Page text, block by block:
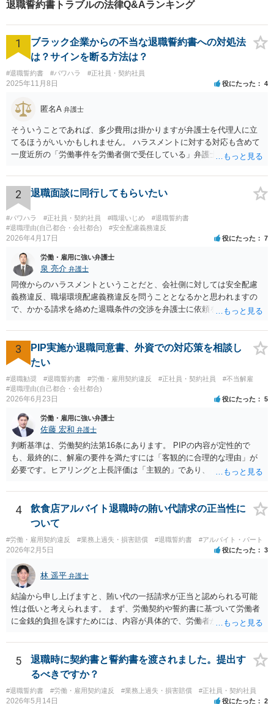
故事案対応もいたします。
退職誓約書トラブルの法律Q&Aランキング
1
ブラック企業からの不当な退職誓約書への対処法
は？サインを断る方法は？
#退職誓約書 #パワハラ #正社員・契約社員
2025年11月8日 役にたった 4
匿名A 弁護士
そういうことであれば、多少費用は掛かりますが弁護士を代理人に立
てるほうがいいかもしれません。 ハラスメントに対する対応も含めて
一度近所の「労働事件を労働者側で受任している」弁護士（労働弁護
している弁護士であればなお安心です。
2 退職面談に同行してもらいたい
#パワハラ #正社員・契約社員 #職場いじめ
#退職誓約書
#退職理由(自己都合・会社都合)
#安全配慮義務違反
2026年4月17日 役にたった 7
労働・雇用に強い弁護士
泉 亮介 弁護士
同僚からのハラスメントということだと、会社側に対しては安全配慮
義務違反、職場環境配慮義務違反を問うこととなるかと思われますの
で、かかる請求を絡めた退職条件の交渉を弁護士に依頼をされた方が
くなり全て弁護士が窓口となるため精神的な負担も軽くなるでしょ
う。
3
PIP実施か退職同意書、外資での対応策を相談し
たい
#退職勧奨 #退職誓約書 #労働・雇用契約違反 #正社員・契約社員
#不当解雇
#退職理由(自己都合・会社都合)
2026年6月23日 役にたった 5
労働・雇用に強い弁護士
佐藤 宏和 弁護士
判断基準は、労働契約法第16条にあります。 PIPの内容が定性的で
も、最終的に、解雇の要件を満たすには「客観的に合理的な理由」が
必要です。ヒアリングと上長評価は「主観的」であり、「客観的に合
利に使うのは難しいです。ですから、これを達成しなければ退職す
る、賃金減額を受け入れる、などの条件が自動的に発動されるもので
ない限り、PIPの定性評価が即解雇につながる可能性は高くなく、今回
のPIP自体をさほど恐れる必要はないと思います。 外資系企業は、PIP
をやれば退職させられると考えているケースが多いですが、PIPをやっ
ても、やらなくても、結局は労働契約法第16条の要件を満たさない限
り解雇はできないので、PIPは説得材料に用いられるにすぎず、結局は
パッケージの額と労働者の退職意思で決まるのです。IBM事件、ブル
ームバーグ事件など、有名な外資系企業での解雇事件の裁判例で、PIP
後の解雇が無効とされた例は珍しくありません。 他方、期限までにパ
ッケージを受け入れないと内容がダウンするというのは、会社側が一
般的に使うロジックです。そうしないと労働者側がいつまでも受諾を
延期しかねないからです。しかし、会社側はパッケージの金額を下げ
れば労働者が退職を拒む方向に働き、雇用継続しなければいけなくな
るので、ダウンするというロジックを本音ではなく駆け引きで使用し
ている可能性が高いです。４か月というのは、一般的な初回提示とし
ては低すぎず、高すぎずという水準ですので、本音ではこれで最終決
4
飲食店アルバイト退職時の賄い代請求の正当性に
ついて
#労働・雇用契約違反 #業務上過失・損害賠償 #退職誓約書 #アルバイト・パート
2026年2月5日 役にたった 3
林 遥平 弁護士
結論から申し上げますと、賄い代の一括請求が正当と認められる可能
性は低いと考えられます。 まず、労働契約や誓約書に基づいて労働者
に金銭的負担を課すためには、内容が具体的で、労働者が事前に十分
り、賄い1回あたりの金額が事前に明示されておらず、「現物支給品」
の具体的内容や返還方法について説明がなく、給与明細にも賄い代や
現物支給としての記載がないといった点があり、どのような義務が生
じるのかが不明確です。このような条項を根拠に、退職時にまとめて
賄い代を請求することは、契約として有効とは言い難いと思います。
5
退職時に契約書と誓約書を渡されました。提出す
るべきですか？
#退職誓約書 #労働・雇用契約違反 #業務上過失・損害賠償 #正社員・契約社員
2026年5月14日 役にたった 2